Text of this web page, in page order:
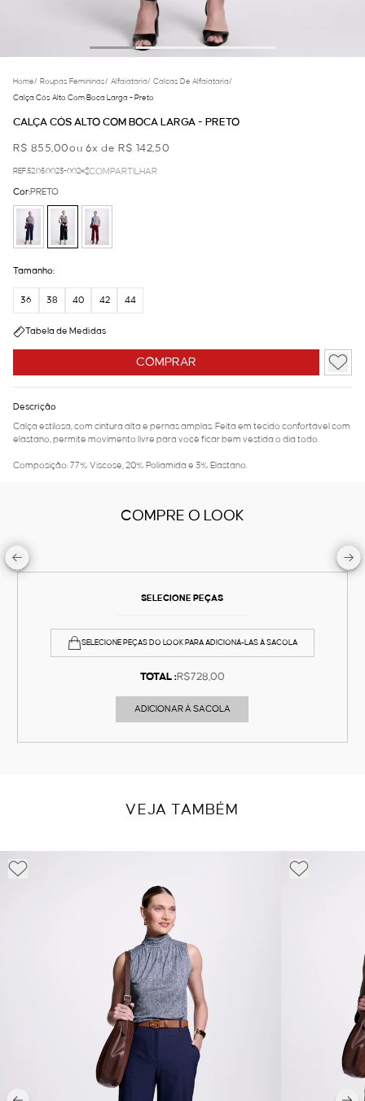
Home/ Roupas Femininas/ Alfaiataria/ Calcas De Alfaiataria/
Calça Cós Alto Com Boca Larga - Preto
CALÇA CÓS ALTO COM BOCA LARGA - PRETO
R$ 855,00ou 6x de R$ 142,50
REF.52.05.0023-002 COMPARTILHAR
COMPRAR
Cor:PRETO
Tamanho:
36 38 40 42 44
Tabela de Medidas
Descrição
Calça estilosa, com cintura alta e pernas amplas. Feita em tecido confortável com
elastano, permite movimento livre para você ficar bem vestida o dia todo.
Composição: 77% Viscose, 20% Poliamida e 3% Elastano.
COMPRE O LOOK
SELECIONE PEÇAS
SELECIONE PEÇAS DO LOOK PARA ADICIONÁ-LAS À SACOLA
TOTAL :R$728,00
ADICIONAR À SACOLA
VEJA TAMBÉM